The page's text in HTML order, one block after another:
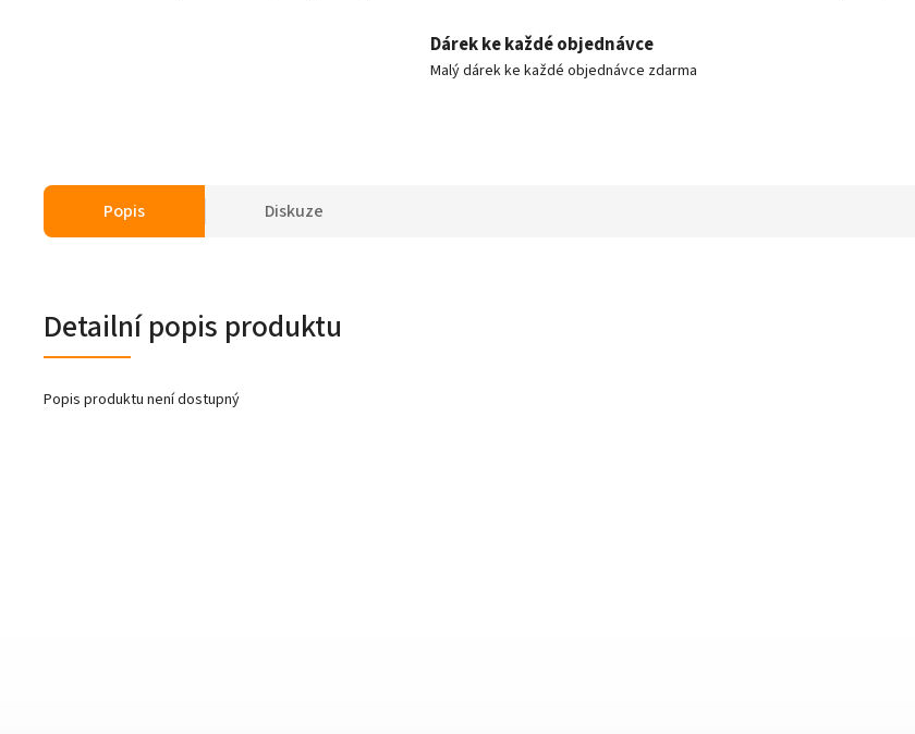
Dárek ke každé objednávce
Malý dárek ke každé objednávce zdarma
Popis Diskuze
Detailní popis produktu
Popis produktu není dostupný